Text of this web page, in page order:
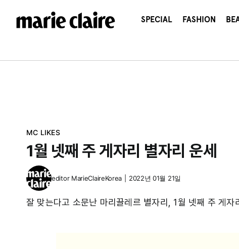
건
SPECIAL FASHION
MC LIKES
1월 넷째 주 게자리 별자리 운세
editor MarieClaireKorea 2022년 01월 21일
잘 맞는다고 소문난 마리끌레르 별자리, 1월 넷째 주 게자